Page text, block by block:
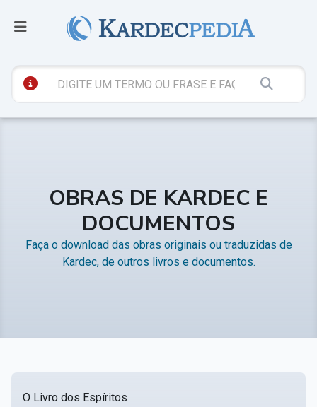
OBRAS DE KARDEC E
DOCUMENTOS
Faça o download das obras originais ou traduzidas de
Kardec, de outros livros e documentos.
O Livro dos Espíritos